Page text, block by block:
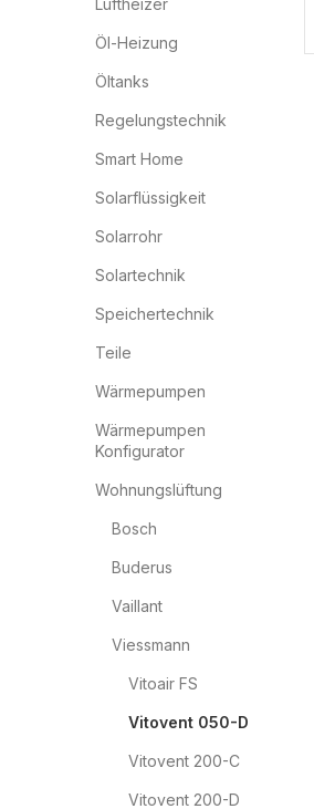
Luftheizer
Öl-Heizung
Öltanks
Regelungstechnik
Smart Home
Solarflüssigkeit
Solarrohr
Solartechnik
Speichertechnik
Teile
Wärmepumpen
Wärmepumpen
Konfigurator
Wohnungslüftung
Bosch
Buderus
Vaillant
Viessmann
Vitoair FS
Vitovent 050-D
Vitovent 200-C
Vitovent 200-D